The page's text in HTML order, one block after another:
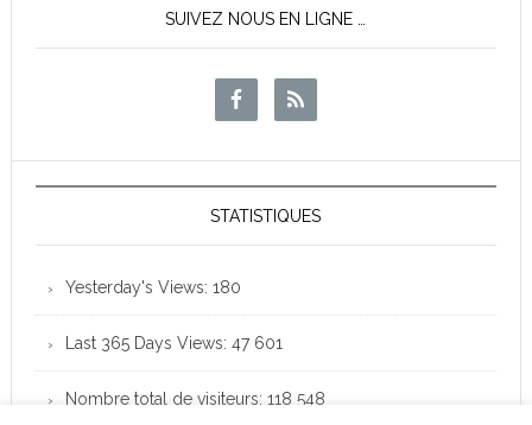
SUIVEZ NOUS EN LIGNE …
STATISTIQUES
Yesterday's Views: 180
Last 365 Days Views: 47 601
Nombre total de visiteurs: 118 548